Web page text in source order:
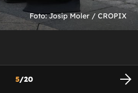
Foto: Josip Moler / CROPIX
5/20